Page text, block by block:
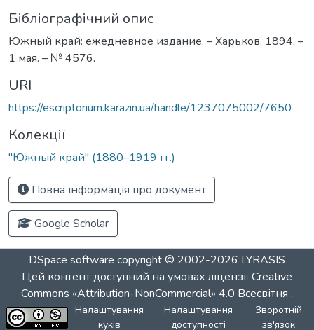
Бібліографічний опис
Южный край: ежедневное издание. – Харьков, 1894. –
1 мая. – № 4576.
URI
https://escriptorium.karazin.ua/handle/1237075002/7650
Колекції
"Южный край" (1880–1919 гг.)
Повна інформація про документ
Google Scholar
DSpace software copyright © 2002-2026 LYRASIS
Цей контент доступний на умовах ліцензіїCreative
Commons «Attribution-NonCommercial» 4.0 Всесвітня .
Налаштування
куків
Налаштування
доступності
Зворотній
зв'язок